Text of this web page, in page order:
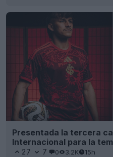
Presentada la tercera
Internacional para la
27 7 0 3.2K 15h